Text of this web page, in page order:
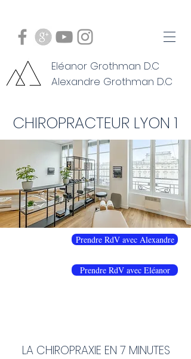
Eléanor Grothman D.C
Alexandre Grothman D.C
CHIROPRACTEUR LYON 1
Prendre RdV avec Alexandre
Prendre RdV avec Eléanor
LA CHIROPRAXIE EN 7 MINUTES